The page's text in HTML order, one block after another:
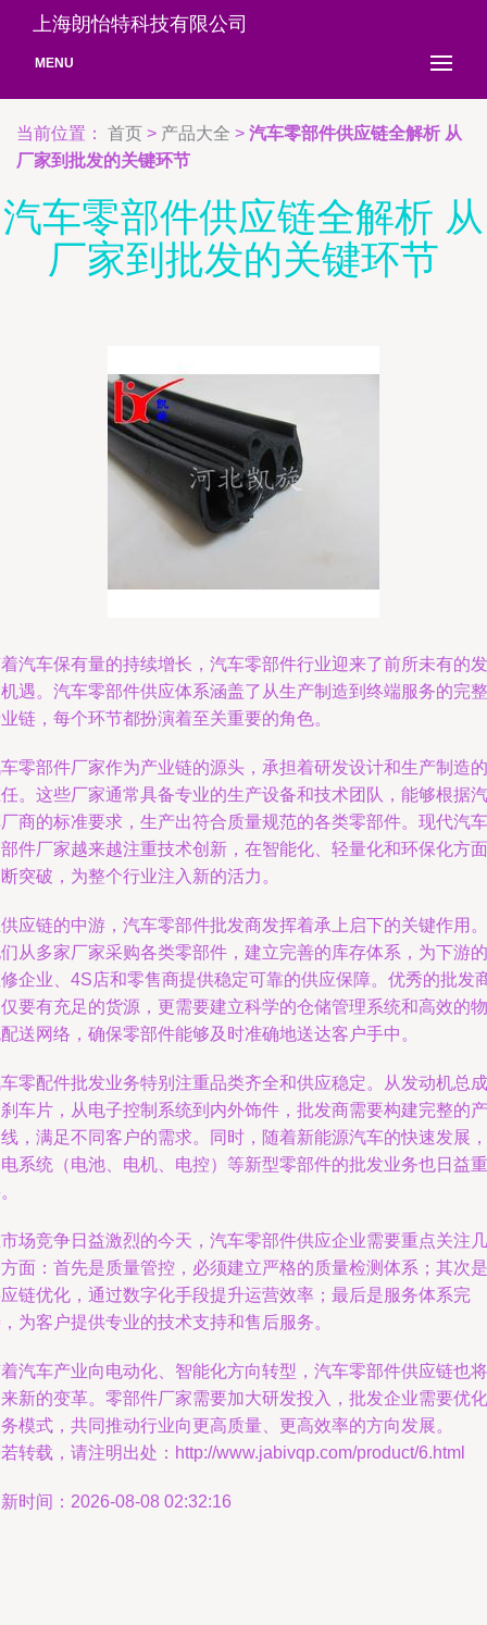
上海朗怡特科技有限公司
MENU
当前位置： 首页 > 产品大全 > 汽车零部件供应链全解析 从
厂家到批发的关键环节
汽车零部件供应链全解析 从
厂家到批发的关键环节
汽车保有量的持续增长，汽车零部件行业迎来了前所未有的发
遇。汽车零部件供应体系涵盖了从生产制造到终端服务的完整
链，每个环节都扮演着至关重要的角色。
零部件厂家作为产业链的源头，承担着研发设计和生产制造的
。这些厂家通常具备专业的生产设备和技术团队，能够根据汽
商的标准要求，生产出符合质量规范的各类零部件。现代汽车
件厂家越来越注重技术创新，在智能化、轻量化和环保化方面
突破，为整个行业注入新的活力。
应链的中游，汽车零部件批发商发挥着承上启下的关键作用。
从多家厂家采购各类零部件，建立完善的库存体系，为下游的
企业、4S店和零售商提供稳定可靠的供应保障。优秀的批发
要有充足的货源，更需要建立科学的仓储管理系统和高效的物
送网络，确保零部件能够及时准确地送达客户手中。
零配件批发业务特别注重品类齐全和供应稳定。从发动机总成
车片，从电子控制系统到内外饰件，批发商需要构建完整的产
，满足不同客户的需求。同时，随着新能源汽车的快速发展，
系统（电池、电机、电控）等新型零部件的批发业务也日益重
场竞争日益激烈的今天，汽车零部件供应企业需要重点关注几
面：首先是质量管控，必须建立严格的质量检测体系；其次是
链优化，通过数字化手段提升运营效率；最后是服务体系完
为客户提供专业的技术支持和售后服务。
汽车产业向电动化、智能化方向转型，汽车零部件供应链也将
新的变革。零部件厂家需要加大研发投入，批发企业需要优化
模式，共同推动行业向更高质量、更高效率的方向发展。
转载，请注明出处：http://www.jabivqp.com/product/6.html
时间：2026-08-08 02:32:16